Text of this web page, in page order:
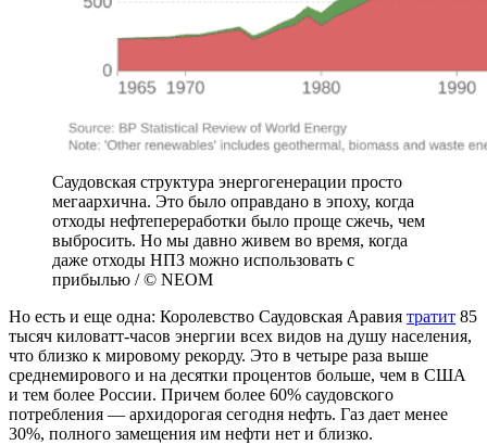
Саудовская структура энергогенерации просто
мегаархична. Это было оправдано в эпоху, когда
отходы нефтепереработки было проще сжечь, чем
выбросить. Но мы давно живем во время, когда
даже отходы НПЗ можно использовать с
прибылью / © NEOM
Но есть и еще одна: Королевство Саудовская Аравия тратит 85
тысяч киловатт-часов энергии всех видов на душу населения,
что близко к мировому рекорду. Это в четыре раза выше
среднемирового и на десятки процентов больше, чем в США
и тем более России. Причем более 60% саудовского
потребления — архидорогая сегодня нефть. Газ дает менее
30%, полного замещения им нефти нет и близко.